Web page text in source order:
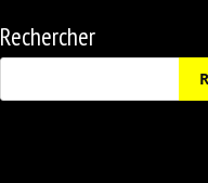
Rechercher